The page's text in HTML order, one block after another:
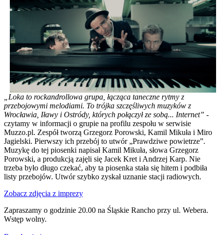
„Loka to rockandrollowa grupa, łącząca taneczne rytmy z
przebojowymi melodiami. To trójka szczęśliwych muzyków z
Wrocławia, Iławy i Ostródy, których połączył ze sobą... Internet” -
czytamy w informacji o grupie na profilu zespołu w serwisie
Muzzo.pl. Zespół tworzą Grzegorz Porowski, Kamil Mikuła i Miro
Jagielski. Pierwszy ich przebój to utwór „Prawdziwe powietrze”.
Muzykę do tej piosenki napisał Kamil Mikuła, słowa Grzegorz
Porowski, a produkcją zajęli się Jacek Kret i Andrzej Karp. Nie
trzeba było długo czekać, aby ta piosenka stała się hitem i podbiła
listy przebojów. Utwór szybko zyskał uznanie stacji radiowych.
Zobacz zdjęcia z imprezy
Zapraszamy o godzinie 20.00 na Śląskie Rancho przy ul. Webera.
Wstęp wolny.